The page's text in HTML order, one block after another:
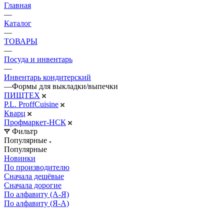
Главная
—
Каталог
—
ТОВАРЫ
—
Посуда и инвентарь
—
Инвентарь кондитерский
—Формы для выкладки/выпечки
ПИЩТЕХ
P.L. ProffСuisine
Кварц
Профмаркет-НСК
Фильтр
Популярные
Популярные
Новинки
По производителю
Сначала дешёвые
Сначала дорогие
По алфавиту (А-Я)
По алфавиту (Я-А)